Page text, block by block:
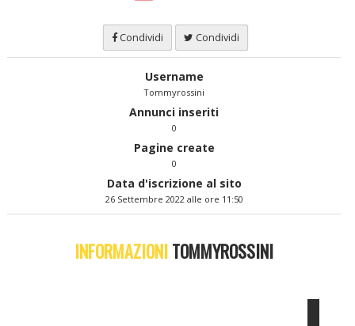
Condividi Condividi
Username
Tommyrossini
Annunci inseriti
0
Pagine create
0
Data d'iscrizione al sito
26 Settembre 2022 alle ore 11:50
INFORMAZIONITOMMYROSSINI